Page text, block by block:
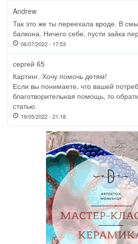
Andrew
Так это же ты переехала вроде. В
балкона. Ничего себе, пусти зайка
06/07/2022 - 17:53
сергей 65
Картинг. Хочу помочь детям!
Если вы понимаете, что вашей
благотворительная помощь, то
статью.
19/05/2022 - 21:18